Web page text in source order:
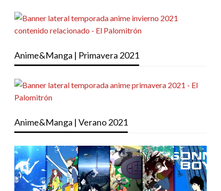
Anime&Manga | Primavera 2021
Anime&Manga | Verano 2021